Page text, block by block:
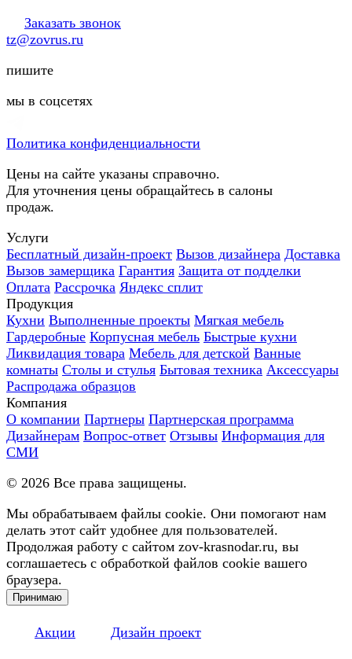
Заказать звонок
tz@zovrus.ru
пишите
мы в соцсетях
Политика конфиденциальности
Цены на сайте указаны справочно.
Для уточнения цены обращайтесь в салоны
продаж.
Услуги
Бесплатный дизайн-проект Вызов дизайнера Доставка
Вызов замерщика Гарантия Защита от подделки
Оплата Рассрочка Яндекс сплит
Продукция
Кухни Выполненные проекты Мягкая мебель
Гардеробные Корпусная мебель Быстрые кухни
Ликвидация товара Мебель для детской Ванные
комнаты Столы и стулья Бытовая техника Аксессуары
Распродажа образцов
Компания
О компании Партнеры Партнерская программа
Дизайнерам Вопрос-ответ Отзывы Информация для
СМИ
© 2026 Все права защищены.
Мы обрабатываем файлы cookie. Они помогают нам
делать этот сайт удобнее для пользователей.
Продолжая работу с сайтом zov-krasnodar.ru, вы
соглашаетесь с обработкой файлов cookie вашего
браузера.
Принимаю
Акции Дизайн проект